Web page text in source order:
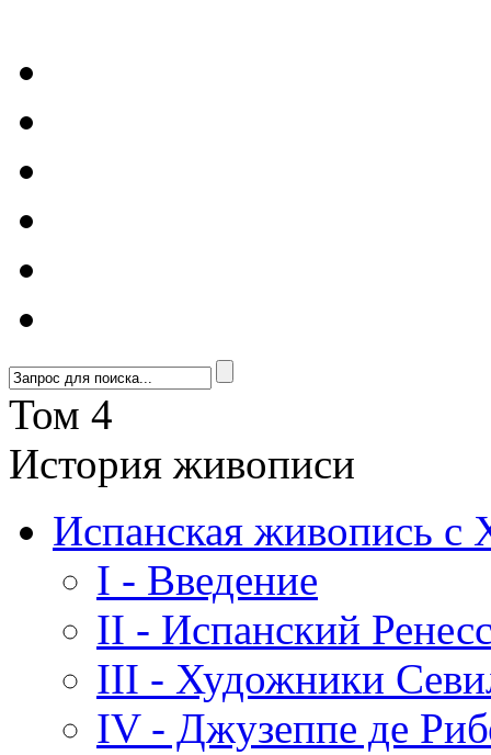
Том 4
История живописи
Испанская живопись
I - Введение
II - Испанский
III - Художники
IV - Джузеппе де